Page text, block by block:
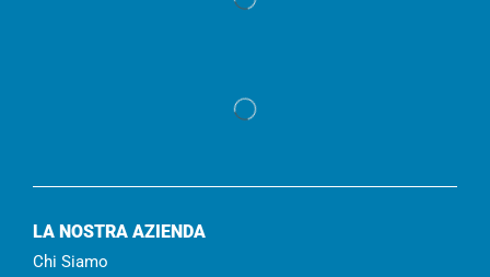
LA NOSTRA AZIENDA
Chi Siamo